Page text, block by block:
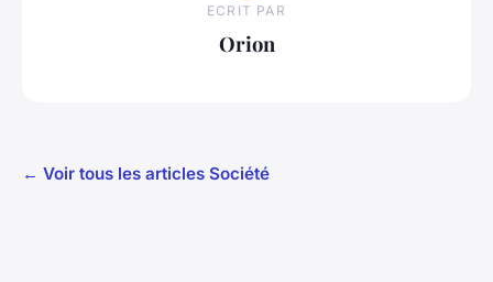
ECRIT PAR
Orion
← Voir tous les articles Société